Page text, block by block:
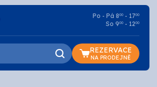
Po - Pá 800 - 1700
So 900 - 1200
REZERVACE
NA PRODEJNĚ